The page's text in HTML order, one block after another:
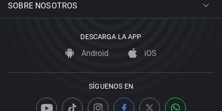
SOBRE NOSOTROS
DESCARGA LA APP
Android iOS
SÍGUENOS EN